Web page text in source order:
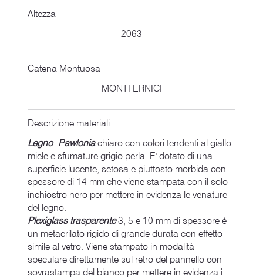
Altezza
2063
Catena Montuosa
MONTI ERNICI
Descrizione materiali
Legno Pawloniachiaro con colori tendenti al giallo
miele e sfumature grigio perla. E' dotato di una
superficie lucente, setosa e piuttosto morbida con
spessore di 14 mm che viene stampata con il solo
inchiostro nero per mettere in evidenza le venature
del legno.
Plexiglass trasparente3, 5 e 10 mm di spessore è
un metacrilato rigido di grande durata con effetto
simile al vetro. Viene stampato in modalità
speculare direttamente sul retro del pannello con
sovrastampa del bianco per mettere in evidenza i